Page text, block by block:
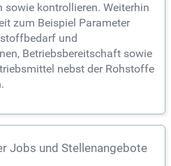
kontrollieren. Weiterhin
zum Beispiel Parameter
und
Betriebsbereitschaft sowie
nebst der Rohstoffe
Jobs und Stellenangebote